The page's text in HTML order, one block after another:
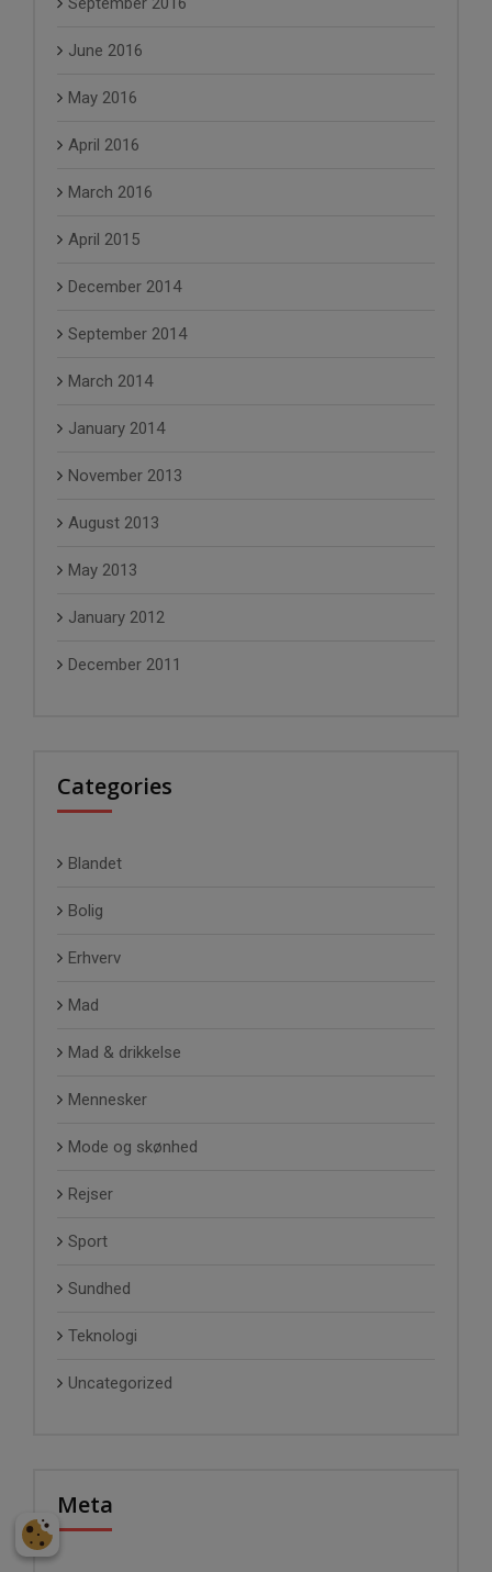
June 2016
May 2016
April 2016
March 2016
April 2015
December 2014
September 2014
March 2014
January 2014
November 2013
August 2013
May 2013
January 2012
December 2011
Categories
Blandet
Bolig
Erhverv
Mad
Mad & drikkelse
Mennesker
Mode og skønhed
Rejser
Sport
Sundhed
Teknologi
Uncategorized
Meta